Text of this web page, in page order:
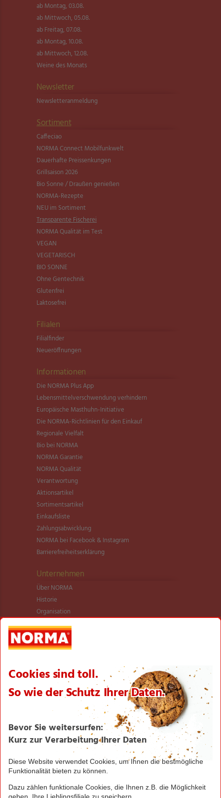
ab Montag, 03.08.
ab Mittwoch, 05.08.
ab Freitag, 07.08.
ab Montag, 10.08.
ab Mittwoch, 12.08.
Weine des Monats
Newsletter
Newsletter­anmeldung
Sortiment
Caffeciao
NORMA Connect Mobilfunkwelt
Dauerhafte Preissenkungen
Grillsaison 2026
Bio Sonne / Draußen genießen
NORMA-Rezepte
NEU im Sortiment
Transparente Fischerei
NORMA Qualität im Test
VEGAN
VEGETARISCH
BIO SONNE
Ohne Gentechnik
Glutenfrei
Laktosefrei
Filialen
Filialfinder
Neueröffnungen
Informationen
Die NORMA Plus App
Lebensmittel­verschwendung verhindern
Europäische Masthuhn-Initiative
Die NORMA-Richtlinien für den Einkauf
Regionale Vielfalt
Bio bei NORMA
NORMA Garantie
NORMA Qualität
Verantwortung
Aktionsartikel
Sortimentsartikel
Einkaufsliste
Zahlungsabwicklung
NORMA bei Facebook & Instagram
Barrierefreiheitserklärung
Unternehmen
Über NORMA
Historie
Organisation
International
Logistik
Filialnetz
Karriere
Verantwortung/CSR
NORMA News
Seite drucken
Nach oben
Greifen Sie schnell zu! Alle angegebenen Preise in
Irrtümer durch Schreib-, Programmier- und